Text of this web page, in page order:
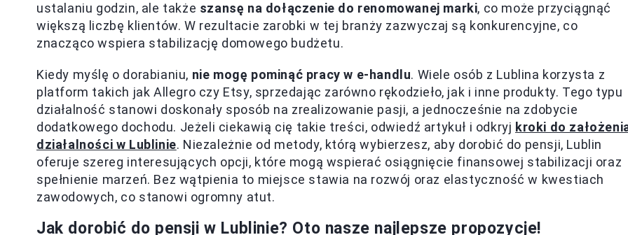
ustalaniu godzin, ale także szansę na dołączenie do renomowanej marki, co może przyciągnąć
większą liczbę klientów. W rezultacie zarobki w tej branży zazwyczaj są konkurencyjne, co
znacząco wspiera stabilizację domowego budżetu.
Kiedy myślę o dorabianiu, nie mogę pominąć pracy w e-handlu. Wiele osób z Lublina korzysta z
platform takich jak Allegro czy Etsy, sprzedając zarówno rękodzieło, jak i inne produkty. Tego typu
działalność stanowi doskonały sposób na zrealizowanie pasji, a jednocześnie na zdobycie
dodatkowego dochodu. Jeżeli ciekawią cię takie treści, odwiedź artykuł i odkryj kroki do
działalności w Lublinie. Niezależnie od metody, którą wybierzesz, aby dorobić do pensji, Lublin
oferuje szereg interesujących opcji, które mogą wspierać osiągnięcie finansowej stabilizacji oraz
spełnienie marzeń. Bez wątpienia to miejsce stawia na rozwój oraz elastyczność w kwestiach
zawodowych, co stanowi ogromny atut.
Jak dorobić do pensji w Lublinie? Oto nasze najlepsze propozycje!